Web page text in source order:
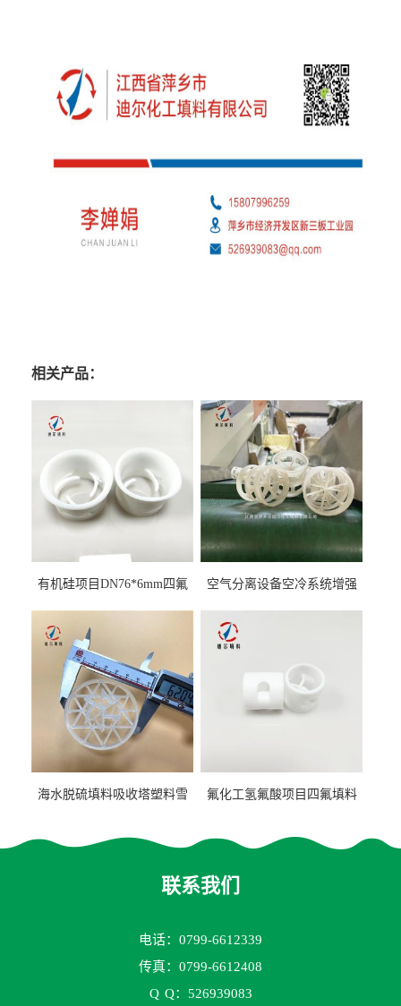
相关产品：
有机硅项目DN76*6mm四氟
空气分离设备空冷系统增强
海水脱硫填料吸收塔塑料雪
氟化工氢氟酸项目四氟填料
蚀
联系我们
电话：0799-6612339
传真：0799-6612408
Q Q：526939083